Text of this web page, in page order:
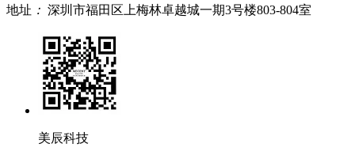
地址 ： 深圳市福田区上梅林卓越城一期3号楼803-804室
美辰科技